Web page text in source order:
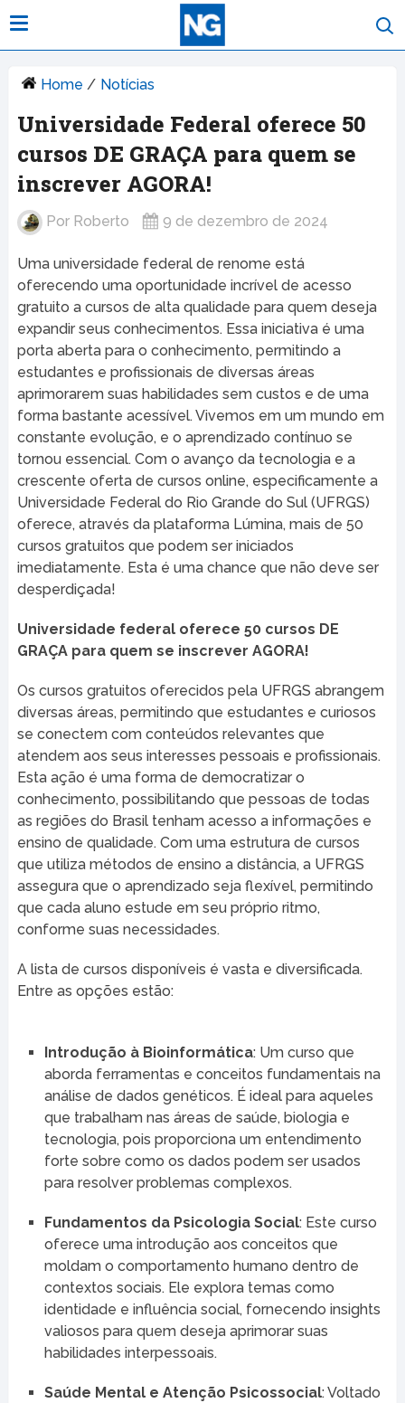
Home / Notícias
Universidade Federal oferece 50
cursos DE GRAÇA para quem se
inscrever AGORA!
Por Roberto 9 de dezembro de 2024
Uma universidade federal de renome está
oferecendo uma oportunidade incrível de acesso
gratuito a cursos de alta qualidade para quem deseja
expandir seus conhecimentos. Essa iniciativa é uma
porta aberta para o conhecimento, permitindo a
estudantes e profissionais de diversas áreas
aprimorarem suas habilidades sem custos e de uma
forma bastante acessível. Vivemos em um mundo em
constante evolução, e o aprendizado contínuo se
tornou essencial. Com o avanço da tecnologia e a
crescente oferta de cursos online, especificamente a
Universidade Federal do Rio Grande do Sul (UFRGS)
oferece, através da plataforma Lúmina, mais de 50
cursos gratuitos que podem ser iniciados
imediatamente. Esta é uma chance que não deve ser
desperdiçada!
Universidade federal oferece 50 cursos DE
GRAÇA para quem se inscrever AGORA!
Os cursos gratuitos oferecidos pela UFRGS abrangem
diversas áreas, permitindo que estudantes e curiosos
se conectem com conteúdos relevantes que
atendem aos seus interesses pessoais e profissionais.
Esta ação é uma forma de democratizar o
conhecimento, possibilitando que pessoas de todas
as regiões do Brasil tenham acesso a informações e
ensino de qualidade. Com uma estrutura de cursos
que utiliza métodos de ensino a distância, a UFRGS
assegura que o aprendizado seja flexível, permitindo
que cada aluno estude em seu próprio ritmo,
conforme suas necessidades.
A lista de cursos disponíveis é vasta e diversificada.
Entre as opções estão:
Introdução à Bioinformática: Um curso que
aborda ferramentas e conceitos fundamentais na
análise de dados genéticos. É ideal para aqueles
que trabalham nas áreas de saúde, biologia e
tecnologia, pois proporciona um entendimento
forte sobre como os dados podem ser usados
para resolver problemas complexos.
Fundamentos da Psicologia Social: Este curso
oferece uma introdução aos conceitos que
moldam o comportamento humano dentro de
contextos sociais. Ele explora temas como
identidade e influência social, fornecendo insights
valiosos para quem deseja aprimorar suas
habilidades interpessoais.
Saúde Mental e Atenção Psicossocial: Voltado